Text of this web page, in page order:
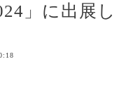
」に出展し